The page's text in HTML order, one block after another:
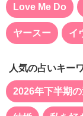
Love Me Do
ヤースー イ
人気の占いキー
2026年下半期